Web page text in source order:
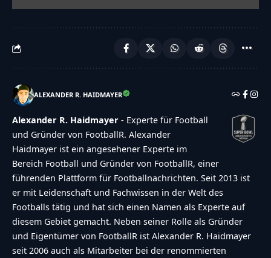
ALEXANDER R. HAIDMAYER
Alexander R. Haidmayer - Experte für Football
und Gründer von FootballR. Alexander
Haidmayer ist ein angesehener Experte im
Bereich Football und Gründer von FootballR, einer
führenden Plattform für Footballnachrichten. Seit 2013 ist
er mit Leidenschaft und Fachwissen in der Welt des
Footballs tätig und hat sich einen Namen als Experte auf
diesem Gebiet gemacht. Neben seiner Rolle als Gründer
und Eigentümer von FootballR ist Alexander R. Haidmayer
seit 2006 auch als Mitarbeiter bei der renommierten